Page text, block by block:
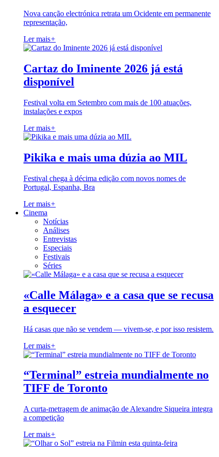
Nova canção electrónica retrata um Ocidente em permanente
representação,
Ler mais+
Cartaz do Iminente 2026 já está
disponível
Festival volta em Setembro com mais de 100 atuações,
instalações e expos
Ler mais+
Pikika e mais uma dúzia ao MIL
Festival chega à décima edição com novos nomes de
Portugal, Espanha, Bra
Ler mais+
Cinema
Notícias
Análises
Entrevistas
Especiais
Festivais
Séries
«Calle Málaga» e a casa que se recusa
a esquecer
Há casas que não se vendem — vivem-se, e por isso resistem.
Ler mais+
“Terminal” estreia mundialmente no
TIFF de Toronto
A curta-metragem de animação de Alexandre Siqueira integra
a competição
Ler mais+